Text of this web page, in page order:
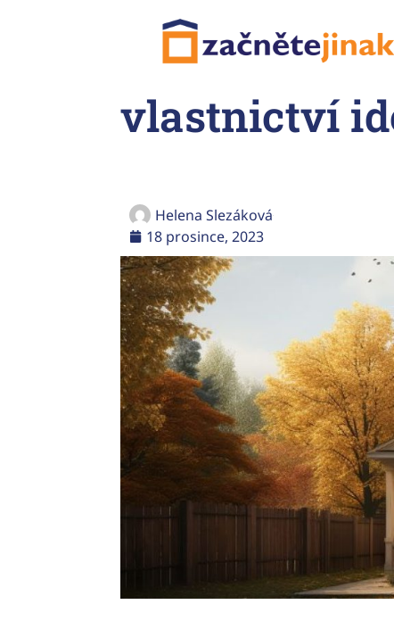
vlastnictví
Helena Slezáková
18 prosince, 2023